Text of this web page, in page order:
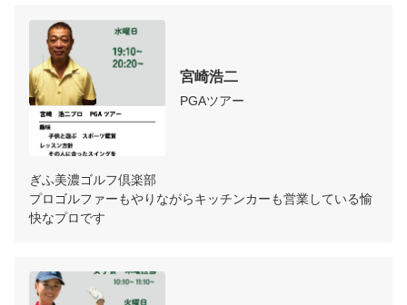
宮崎浩二
PGAツアー
ぎふ美濃ゴルフ倶楽部
プロゴルファーもやりながらキッチンカーも営業している愉
快なプロです